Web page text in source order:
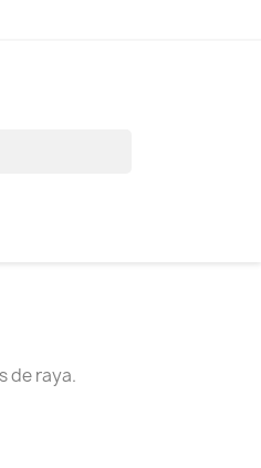
de raya.